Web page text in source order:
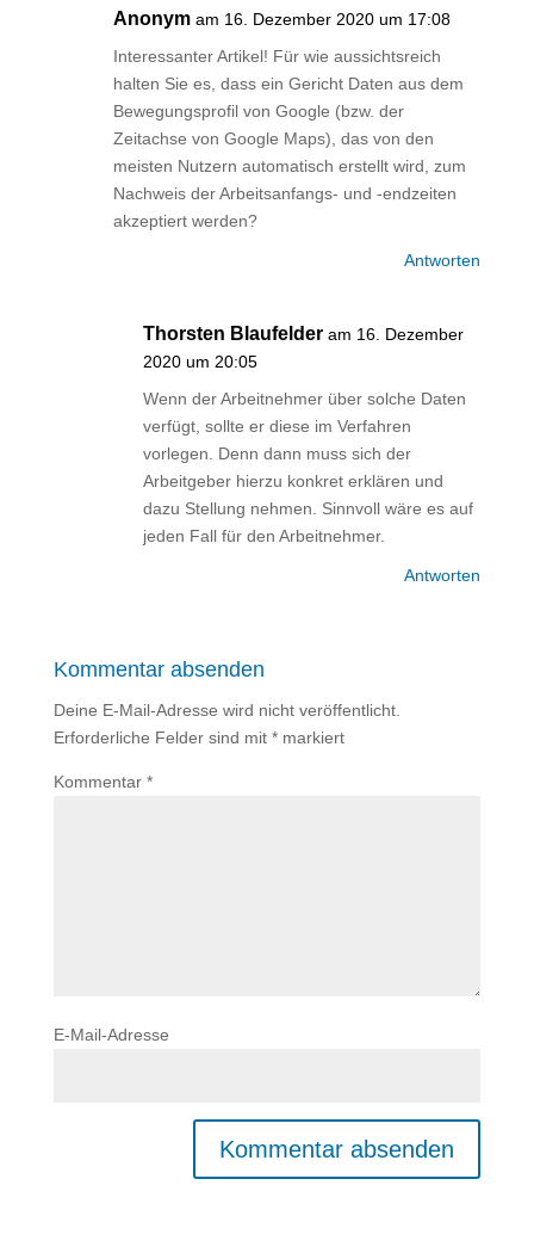
Anonym am 16. Dezember 2020 um 17:08
Interessanter Artikel! Für wie aussichtsreich
halten Sie es, dass ein Gericht Daten aus dem
Bewegungsprofil von Google (bzw. der
Zeitachse von Google Maps), das von den
meisten Nutzern automatisch erstellt wird, zum
Nachweis der Arbeitsanfangs- und -endzeiten
akzeptiert werden?
Antworten
Thorsten Blaufelder am 16. Dezember
2020 um 20:05
Wenn der Arbeitnehmer über solche Daten
verfügt, sollte er diese im Verfahren
vorlegen. Denn dann muss sich der
Arbeitgeber hierzu konkret erklären und
dazu Stellung nehmen. Sinnvoll wäre es auf
jeden Fall für den Arbeitnehmer.
Antworten
Kommentar absenden
Deine E-Mail-Adresse wird nicht veröffentlicht.
Erforderliche Felder sind mit *markiert
Kommentar *
E-Mail-Adresse